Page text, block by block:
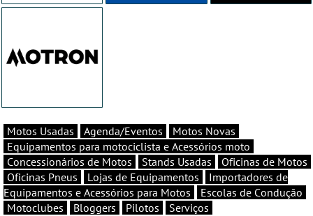
Motos Usadas Agenda/Eventos
Motos Novas
Equipamentos para motociclista e Acessórios moto
Concessionários de Motos
Stands Usadas
Oficinas de Motos
Oficinas Pneus
Lojas de Equipamentos
Importadores de
Equipamentos e Acessórios para Motos
Escolas de Condução
Motoclubes
Bloggers Pilotos Serviços